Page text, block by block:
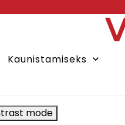
Kaunistamiseks keyboard_arrow_down
mode